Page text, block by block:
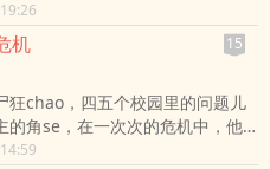
本源之力已经被大量汲取，再也
源，诞生出更多的强者。已经是无
黑暗将至，曙光亦是无从到来。”
吾等便是唯一的光！”胡苏淡淡开
明主神、深渊的恶魔大公！也只配
机 15
狂chao，四五个校园里的问题儿
的角se，在一次次的危机中，他
，同学们的未来又会怎么样呢?